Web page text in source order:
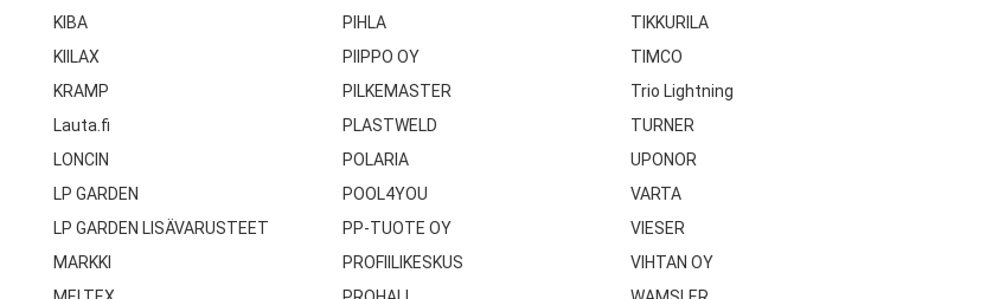
KIBA
KIILAX
KRAMP
Lauta.fi
LONCIN
LP GARDEN
LP GARDEN LISÄVARUSTEET
MARKKI
PIHLA
PIIPPO OY
PILKEMASTER
PLASTWELD
POLARIA
POOL4YOU
PP-TUOTE OY
PROFIILIKESKUS
TIKKURILA
TIMCO
Trio Lightning
TURNER
UPONOR
VARTA
VIESER
VIHTAN OY